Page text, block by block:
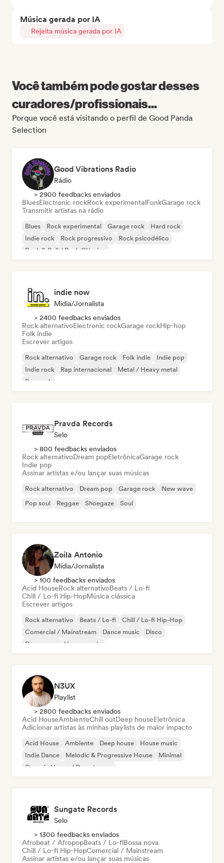
Música gerada por IA
Rejeita música gerada por IA
Você também pode gostar desses
curadores/profissionais...
Porque você está visitando o perfil de Good Panda
Selection
Good Vibrations Radio
Rádio
> 2900 feedbacks enviados
BluesElectronic rockRock experimentalFunkGarage rock
Transmitir artistas na rádio
Blues Rock experimental Garage rock
Hard rock
Indie rock
Rock progressivo
Rock psicodélico
Rock & Roll / Rock Clássico
indie now
Mídia/Jornalista
> 2400 feedbacks enviados
Rock alternativoElectronic rockGarage rockHip-hop
Folk indie
Escrever artigos
Rock alternativo Garage rock Folk indie
Indie pop
Indie rock
Rap internacional
Metal / Heavy metal
Pop rock
Pravda Records
Selo
> 800 feedbacks enviados
Rock alternativoDream popEletrônicaGarage rock
Indie pop
Assinar artistas e/ou lançar suas músicas
Rock alternativo Dream pop Garage rock
New wave
Pop soul
Reggae Shoegaze Soul
Zoila Antonio
Mídia/Jornalista
> 100 feedbacks enviados
Acid HouseRock alternativoBeats / Lo-fi
Chill / Lo-fi Hip-HopMúsica clássica
Escrever artigos
Rock alternativo Beats / Lo-fi
Chill / Lo-fi Hip-Hop
Comercial / Mainstream
Dance music
Disco
Dream pop
House music
N3UX
Playlist
> 2800 feedbacks enviados
Acid HouseAmbienteChill outDeep houseEletrônica
Adicionar artistas às minhas playlists de maior impacto
Acid House Ambiente Deep house
House music
Indie Dance
Melodic & Progressive House
Minimal
Organic House / Downtempo
Sungate Records
Selo
> 1300 feedbacks enviados
Afrobeat / AfropopBeats / Lo-fiBossa nova
Chill / Lo-fi Hip-HopComercial / Mainstream
Assinar artistas e/ou lançar suas músicas